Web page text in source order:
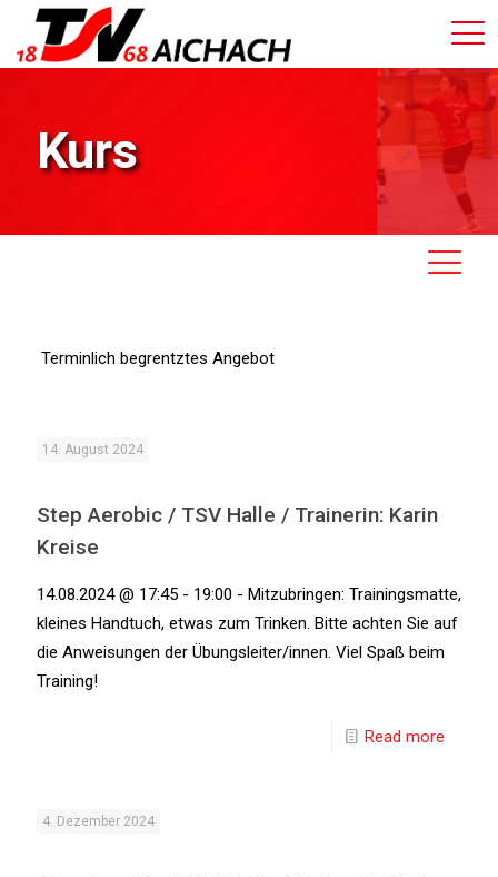
Kurs
Terminlich begrentztes Angebot
14. August 2024
Step Aerobic / TSV Halle / Trainerin: Karin
Kreise
14.08.2024 @ 17:45 - 19:00 - Mitzubringen: Trainingsmatte,
kleines Handtuch, etwas zum Trinken. Bitte achten Sie auf
die Anweisungen der Übungsleiter/innen. Viel Spaß beim
Training!
Read more
4. Dezember 2024